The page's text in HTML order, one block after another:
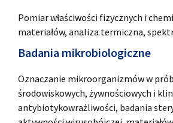
Pomiar właściwości fizycznych i
materiałów, analiza termiczna,
Badania mikrobiologiczne
Oznaczanie mikroorganizmów w
środowiskowych, żywnościowych i
antybiotykowrażliwości, badania